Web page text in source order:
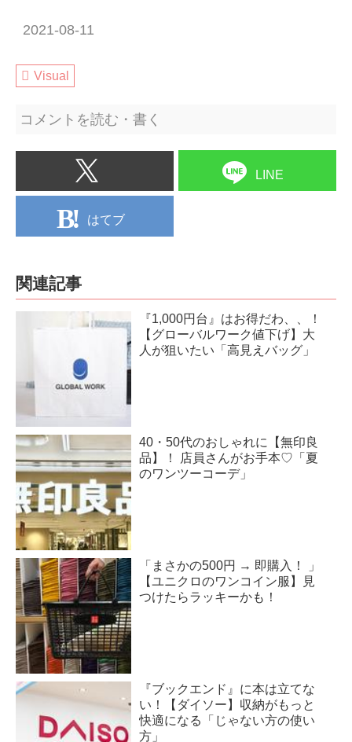
2021-08-11
Visual
コメントを読む・書く
LINE
はてブ
関連記事
『1,000円台』はお得だわ、、！
【グローバルワーク値下げ】大
人が狙いたい「高見えバッグ」
40・50代のおしゃれに【無印良
品】！ 店員さんがお手本♡「夏
のワンツーコーデ」
「まさかの500円 → 即購入！ 」
【ユニクロのワンコイン服】見
つけたらラッキーかも！
『ブックエンド』に本は立てな
い！【ダイソー】収納がもっと
快適になる「じゃない方の使い
方」